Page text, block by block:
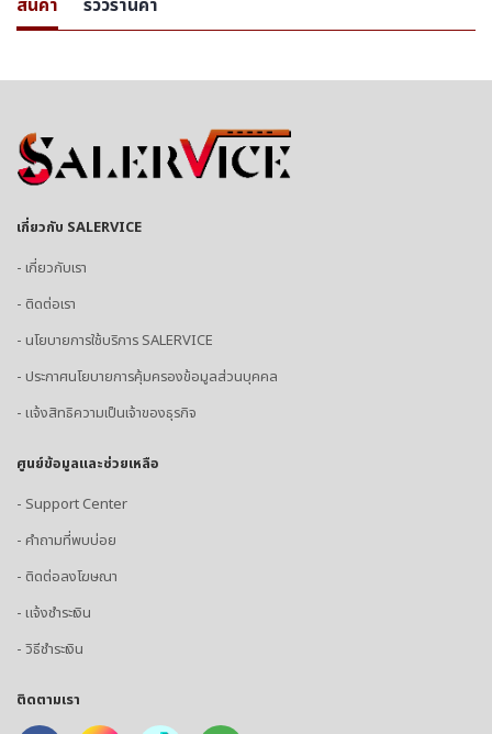
สินค้า รีวิวร้านค้า
เกี่ยวกับ SALERVICE
- เกี่ยวกับเรา
- ติดต่อเรา
- นโยบายการใช้บริการ SALERVICE
- ประกาศนโยบายการคุ้มครองข้อมูลส่วนบุคคล
- แจ้งสิทธิความเป็นเจ้าของธุรกิจ
ศูนย์ข้อมูลและช่วยเหลือ
- Support Center
- คำถามที่พบบ่อย
- ติดต่อลงโฆษณา
- แจ้งชำระเงิน
- วิธีชำระเงิน
ติดตามเรา